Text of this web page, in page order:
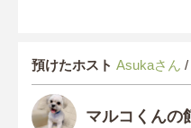
預けたホスト Asukaさん /
マルコくんの